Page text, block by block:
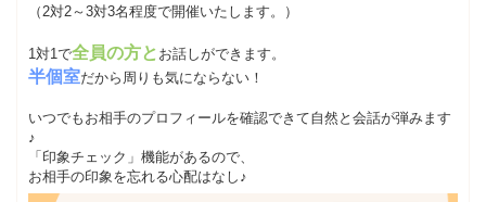
（2対2～3対3名程度で開催いたします。）
1対1で全員の方と お話しができます。
半個室だから周りも気にならない！
いつでもお相手のプロフィールを確認できて自然と会話が弾みます
♪
「印象チェック」機能があるので、
お相手の印象を忘れる心配はなし♪